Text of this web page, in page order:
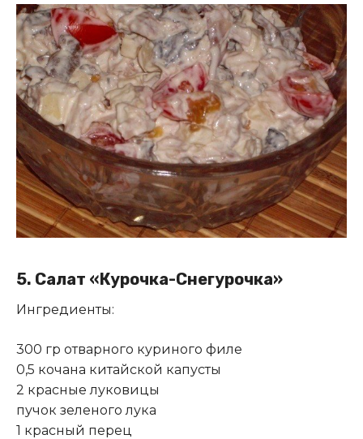
5. Салат «Курочка-Снегурочка»
Ингредиенты:
300 гр отварного куриного филе
0,5 кочана китайской капусты
2 красные луковицы
пучок зеленого лука
1 красный перец